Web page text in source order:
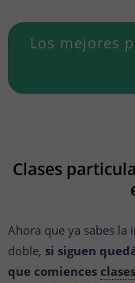
Los mejores
Clases
Ahora que ya sabes
doble, si siguen
que comiences